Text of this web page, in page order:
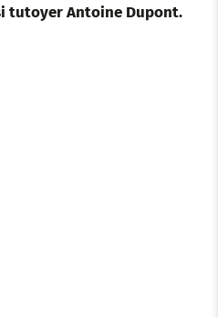
tutoyer Antoine Dupont.